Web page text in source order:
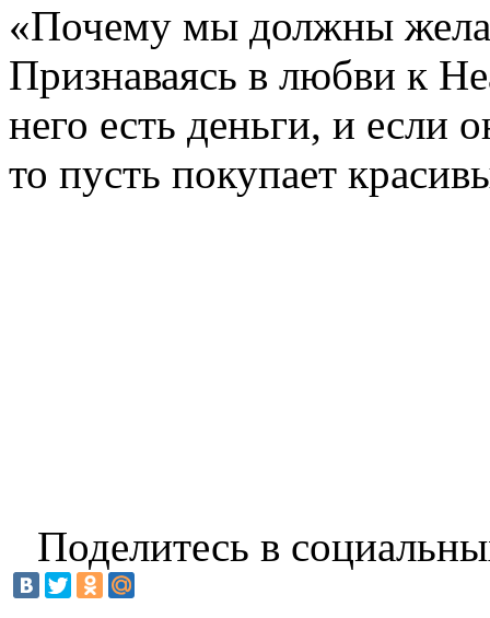
«Почему мы должны
Признаваясь в любви к
него есть деньги, и если
то пусть покупает
Поделитесь в